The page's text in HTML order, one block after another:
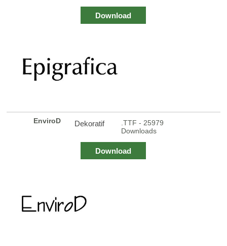
Download
EnviroD Dekoratif
.TTF - 25979
Downloads
Download